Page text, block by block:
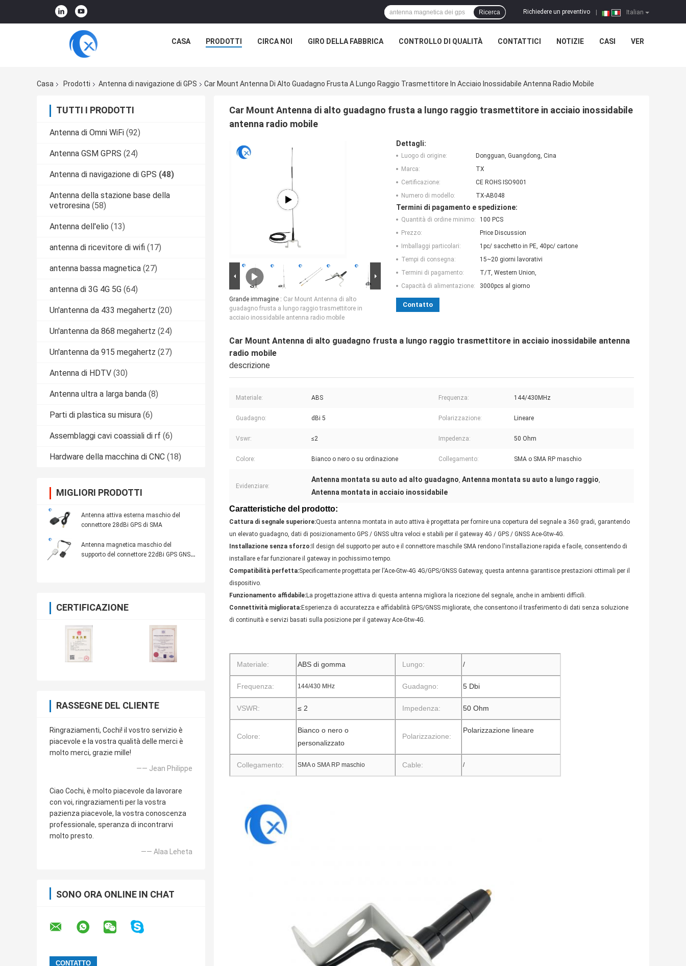
Italian
Richiedere un preventivo
Ricerca
CASA PRODOTTI CIRCA NOI GIRO DELLA FABBRICA CONTROLLO DI QUALITÀ CONTATTICI NOTIZIE CASI VER
Casa Prodotti Antenna di navigazione di GPS Car Mount Antenna Di Alto Guadagno Frusta A Lungo Raggio Trasmettitore In Acciaio Inossidabile Antenna Radio Mobile
TUTTI I PRODOTTI
Antenna di Omni WiFi (92)
Antenna GSM GPRS (24)
Antenna di navigazione di GPS (48)
Antenna della stazione base della
vetroresina (58)
Antenna dell'elio (13)
antenna di ricevitore di wifi (17)
antenna bassa magnetica (27)
antenna di 3G 4G 5G (64)
Un'antenna da 433 megahertz (20)
Un'antenna da 868 megahertz (24)
Un'antenna da 915 megahertz (27)
Antenna di HDTV (30)
Antenna ultra a larga banda (8)
Parti di plastica su misura (6)
Assemblaggi cavi coassiali di rf (6)
Hardware della macchina di CNC (18)
MIGLIORI PRODOTTI
Antenna attiva esterna maschio del
connettore 28dBi GPS di SMA
Antenna magnetica maschio del
supporto del connettore 22dBi GPS GNSS
CERTIFICAZIONE
RASSEGNE DEL CLIENTE
Ringraziamenti, Cochi! il vostro servizio è
piacevole e la vostra qualità delle merci è
molto merci, grazie mille!
—— Jean Philippe
Ciao Cochi, è molto piacevole da lavorare
con voi, ringraziamenti per la vostra
pazienza piacevole, la vostra conoscenza
professionale, speranza di incontrarvi
molto presto.
—— Alaa Leheta
SONO ORA ONLINE IN CHAT
Car Mount Antenna di alto guadagno frusta a lungo raggio trasmettitore in acciaio inossidabile
antenna radio mobile
Grande immagine : Car Mount Antenna di alto
guadagno frusta a lungo raggio trasmettitore in
acciaio inossidabile antenna radio mobile
Dettagli:
Luogo di origine:
Dongguan, Guangdong, Cina
Marca:
TX
Certificazione:
CE ROHS ISO9001
Numero di modello:
TX-AB048
Termini di pagamento e spedizione:
Quantità di ordine minimo:
100 PCS
Prezzo:
Price Discussion
Imballaggi particolari:
1pc/ sacchetto in PE, 40pc/ cartone
Tempi di consegna:
15~20 giorni lavorativi
Termini di pagamento:
T/T, Western Union,
Capacità di alimentazione:
3000pcs al giorno
Contatto
Car Mount Antenna di alto guadagno frusta a lungo raggio trasmettitore in acciaio inossidabile antenna
radio mobile
descrizione
Materiale: ABS Frequenza: 144/430MHz
Guadagno: dBi 5 Polarizzazione: Lineare
Vswr: ≤2 Impedenza: 50 Ohm
Colore: Bianco o nero o su ordinazione Collegamento: SMA o SMA RP maschio
Evidenziare:
Antenna montata su auto ad alto guadagno, Antenna montata su auto a lungo raggio,
Antenna montata in acciaio inossidabile
Caratteristiche del prodotto:
Cattura di segnale superiore:Questa antenna montata in auto attiva è progettata per fornire una copertura del segnale a 360 gradi, garantendo
un elevato guadagno, dati di posizionamento GPS / GNSS ultra veloci e stabili per il gateway 4G / GPS / GNSS Ace-Gtw-4G.
Installazione senza sforzo: Il design del supporto per auto e il connettore maschile SMA rendono l'installazione rapida e facile, consentendo di
installare e far funzionare il gateway in pochissimo tempo.
Compatibilità perfetta:Specificamente progettata per l'Ace-Gtw-4G 4G/GPS/GNSS Gateway, questa antenna garantisce prestazioni ottimali per il
dispositivo.
Funzionamento affidabile:La progettazione attiva di questa antenna migliora la ricezione del segnale, anche in ambienti difficili.
Connettività migliorata:Esperienza di accuratezza e affidabilità GPS/GNSS migliorate, che consentono il trasferimento di dati senza soluzione
di continuità e servizi basati sulla posizione per il gateway Ace-Gtw-4G.
Materiale: ABS di gomma Lungo: /
Frequenza: 144/430 MHz Guadagno: 5 Dbi
VSWR: ≤ 2 Impedenza: 50 Ohm
Colore:
Bianco o nero o
personalizzato
Polarizzazione:
Polarizzazione lineare
Collegamento: SMA o SMA RP maschio Cable: /